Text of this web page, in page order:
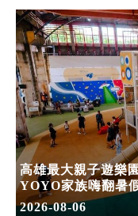
高雄最大親子遊樂
YOYO家族嗨翻暑
2026-08-06